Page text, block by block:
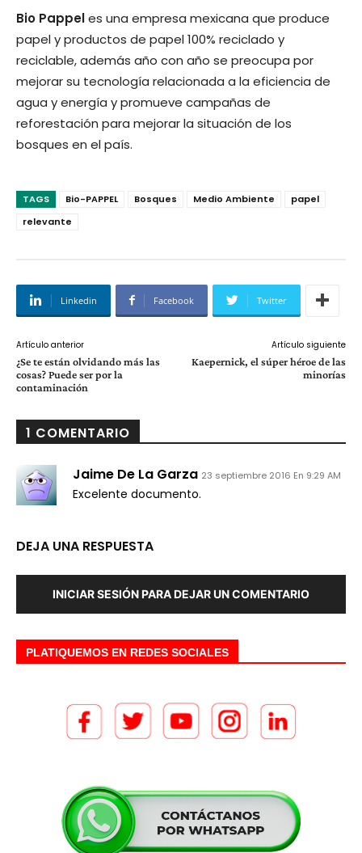
Bio Pappeles una empresa mexicana que produce
papel y productos de papel 100% reciclado y
reciclable, además año con año se preocupa por
mejorar su tecnología relacionada a la eficiencia de
agua y energía y promueve campañas de
reforestación para mejorar la situación de los
bosques en el país.
TAGS Bio-PAPPEL Bosques Medio Ambiente
papel
relevante
Linkedin Facebook Twitter
Artículo anterior
¿Se te están olvidando más las
cosas? Puede ser por la
contaminación
Artículo siguiente
Kaepernick, el súper héroe de las
minorías
1 COMENTARIO
Jaime De La Garza 23 septiembre 2016 En 9:29 AM
Excelente documento.
DEJA UNA RESPUESTA
INICIAR SESIÓN PARA DEJAR UN COMENTARIO
PLATIQUEMOS EN REDES SOCIALES